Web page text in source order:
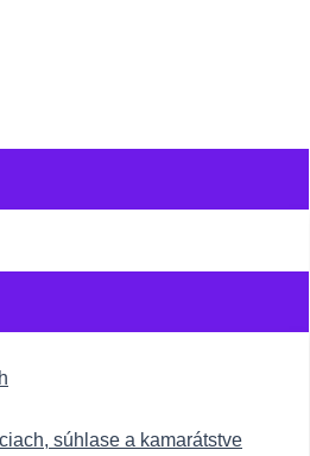
súhlase a kamarátstve